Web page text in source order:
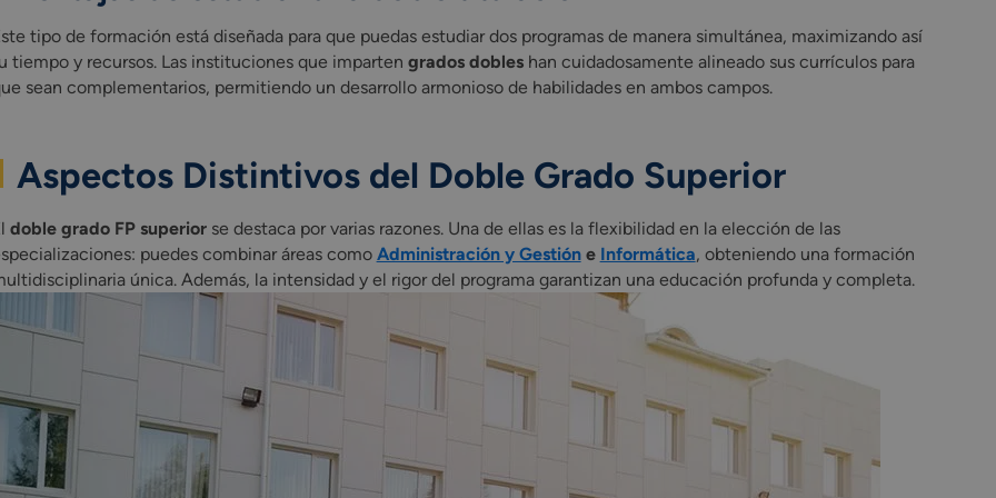
tipo de formación está diseñada para que puedas estudiar dos programas de manera simultánea, maximizando así
tiempo y recursos. Las instituciones que imparten grados dobleshan cuidadosamente alineado sus currículos para
sean complementarios, permitiendo un desarrollo armonioso de habilidades en ambos campos.
Aspectos Distintivos del Doble Grado Superior
doble grado FP superiorse destaca por varias razones. Una de ellas es la flexibilidad en la elección de las
puedes combinar áreas como Administración y Gestióne Informática, obteniendo una formación
única. Además, la intensidad y el rigor del programa garantizan una educación profunda y completa.